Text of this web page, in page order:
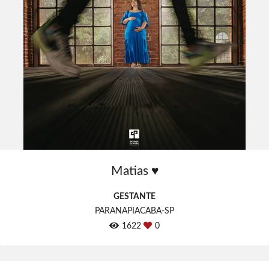
Matias ♥
GESTANTE
PARANAPIACABA-SP
1622
0